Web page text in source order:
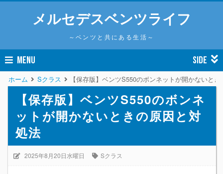
メルセデスベンツライフ
～ベンツと共にある生活～
MENU SIDE
ホーム Sクラス 【保存版】ベンツS550のボンネットが開かないと
【保存版】ベンツS550のボンネ
ットが開かないときの原因と対
処法
2025年8月20日水曜日 Sクラス